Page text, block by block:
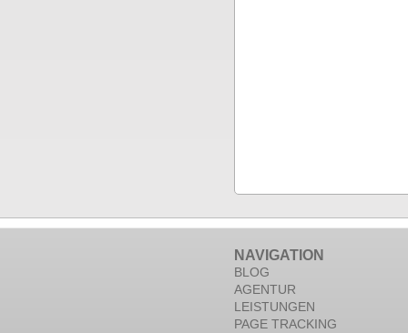
NAVIGATION
BLOG
AGENTUR
LEISTUNGEN
PAGE TRACKING